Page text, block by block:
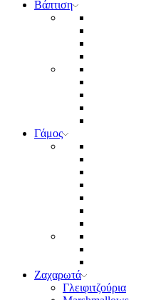
Βάπτιση
Γάμος
Ζαχαρωτά
Γλειφιτζούρια